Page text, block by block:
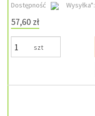
Dostępność
Wysyłka*:
57,60 zł
szt